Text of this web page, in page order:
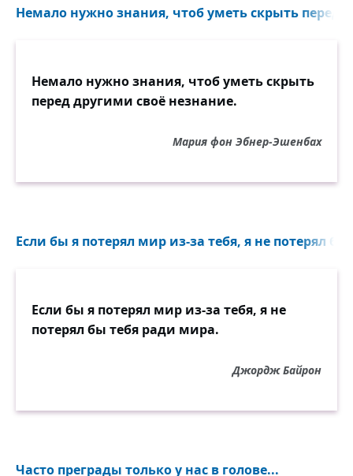
Немало нужно знания, чтоб уметь скрыть перед
Немало нужно знания, чтоб уметь скрыть
перед другими своё незнание.
Мария фон Эбнер-Эшенбах
Если бы я потерял мир из-за тебя, я не потерял
Если бы я потерял мир из-за тебя, я не
потерял бы тебя ради мира.
Джордж Байрон
Часто преграды только у нас в голове...